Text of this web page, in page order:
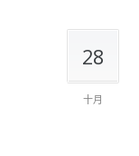
28
十月